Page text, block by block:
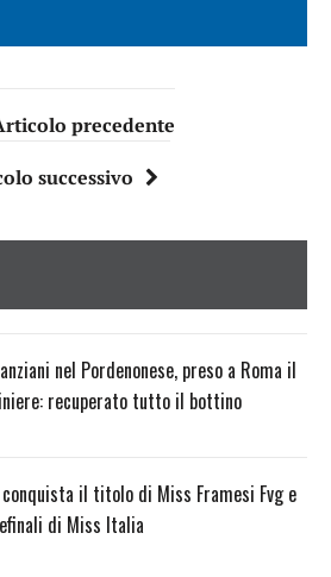
precedente
successivo
nel Pordenonese, preso a Roma il
recuperato tutto il bottino
il titolo di Miss Framesi Fvg e
di Miss Italia